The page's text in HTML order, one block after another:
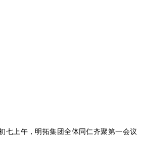
七上午，明拓集团全体同仁齐聚第一会议